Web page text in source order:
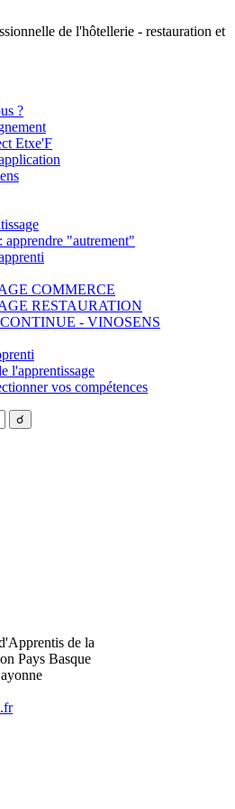
de l'hôtellerie - restauration et
?
Etxe'F
apprendre "autrement"
COMMERCE
RESTAURATION
- VINOSENS
l'apprentissage
vos compétences
de la
Pays Basque